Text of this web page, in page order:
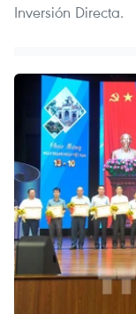
Inversión Directa.